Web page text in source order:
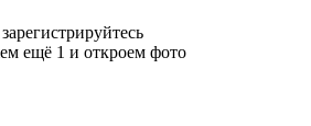
ещё 1 и откроем фото